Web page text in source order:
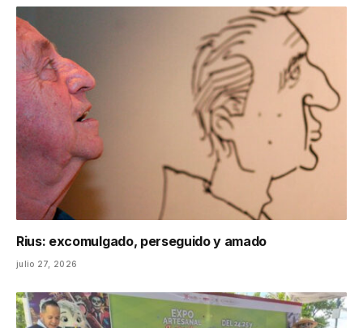
Rius: excomulgado, perseguido y amado
julio 27, 2026